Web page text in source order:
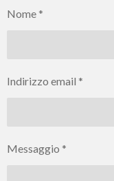
i
Nome *
Indirizzo email *
Messaggio *